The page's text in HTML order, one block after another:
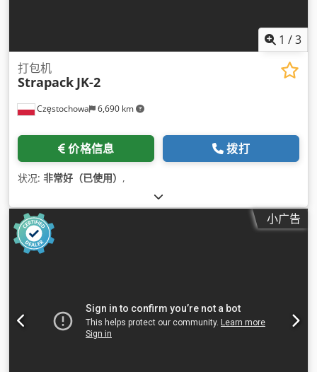
1 /3
Częstochowa 6,690 km
打包机
Strapack JK-2
价格信息 拨打
状况: 非常好（已使用） ,
小广告